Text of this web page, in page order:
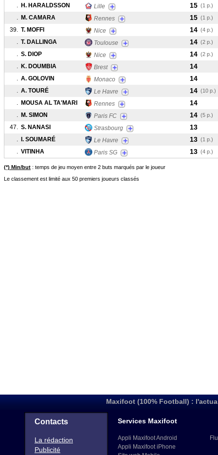
. H. HARALDSSON Lille + 15 (1 p.)
. M. CAMARA Rennes + 15 (1 p.)
39. T. MOFFI Nice + 14 (4 p.)
. T. DALLINGA Toulouse + 14 (2 p.)
. S. DIOP Nice + 14 (2 p.)
. K. DOUMBIA Brest + 14
. A. GOLOVIN Monaco + 14
. A. TOURÉ Le Havre + 14 (10 p.)
. MOUSA AL TA'MARI Rennes + 14
. M. SIMON Paris FC + 14 (5 p.)
47. S. NANASI Strasbourg + 13
. I. SOUMARÉ Le Havre + 13 (1 p.)
. VITINHA Paris SG + 13 (4 p.)
(*) Min/but : temps de jeu moyen entre 2 buts marqués par le joueur
Le classement est limité aux 50 premiers joueurs classés
Maxifoot (100% Football) :
Contacts
La rédaction
Publicité
Services Maxifoot
Appli Maxifoot Android
Appli Maxifoot iPhone